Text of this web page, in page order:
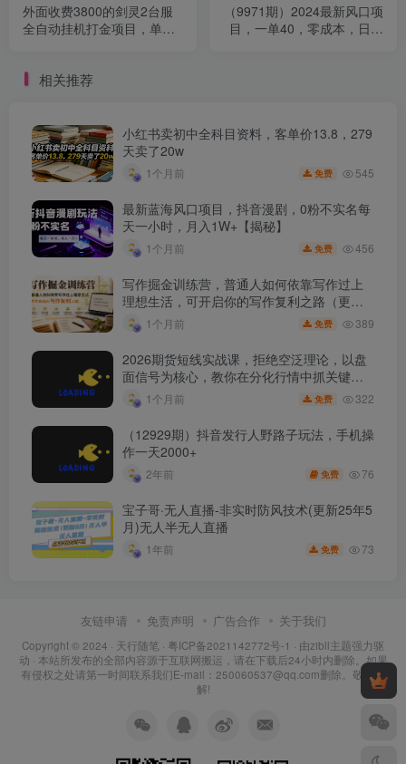
外面收费3800的剑灵2台服
全自动挂机打金项目，单窗
（9971期）2024最新风口项
目，一单40，零成本，日入
相关推荐
小红书卖初中全科目资料，客单价13.8，279
天卖了20w
1个月前 免费 545
最新蓝海风口项目，抖音漫剧，0粉不实名每
天一小时，月入1W+【揭秘】
1个月前 免费 456
写作掘金训练营，普通人如何依靠写作过上
理想生活，可开启你的写作复利之路（更新6
月） 1个月前 免费 389
2026期货短线实战课，拒绝空泛理论，以盘
面信号为核心，教你在分化行情中抓关键品
种、避诱多陷阱
1个月前 免费 322
（12929期）抖音发行人野路子玩法，手机操
作一天2000+
2年前 免费 76
宝子哥·无人直播-非实时防风技术(更新25年5
月)无人半无人直播
1年前 免费 73
友链申请 免责声明 广告合作 关于我们
Copyright © 2024 · 天行随笔 · 粤ICP备2021142772号-1 · 由zibll主题强力驱
动 · 本站所发布的全部内容源于互联网搬运，请在下载后24小时内删除。如果
有侵权之处请第一时间联系我们E-mail：250060537@qq.com删除。敬请谅
解!